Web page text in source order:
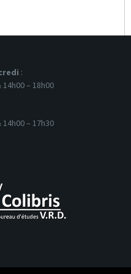
:
14h00 – 18h00
14h00 – 17h30